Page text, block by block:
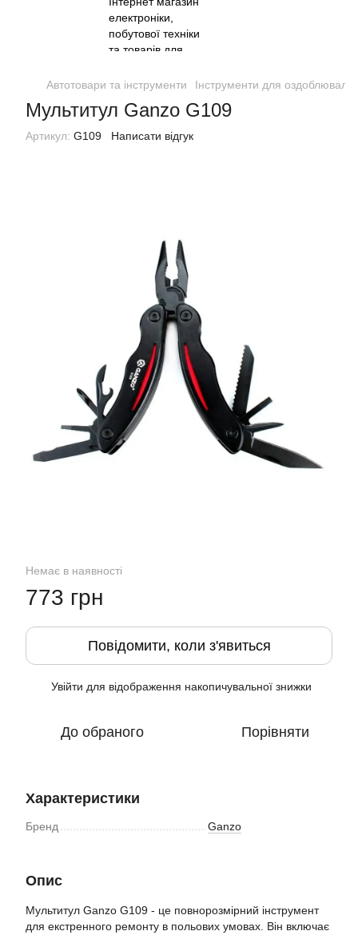
Автотовари та інструменти Інструменти для
Мультитул Ganzo G109
Артикул: G109 Написати відгук
Немає в наявності
773 грн
Повідомити, коли з'явиться
Увійти для відображення накопичувальної знижки
До обраного Порівняти
Характеристики
Бренд Ganzo
Опис
Мультитул Ganzo G109 - це повнорозмірний інструмент
для екстренного ремонту в польових умовах. Він включає